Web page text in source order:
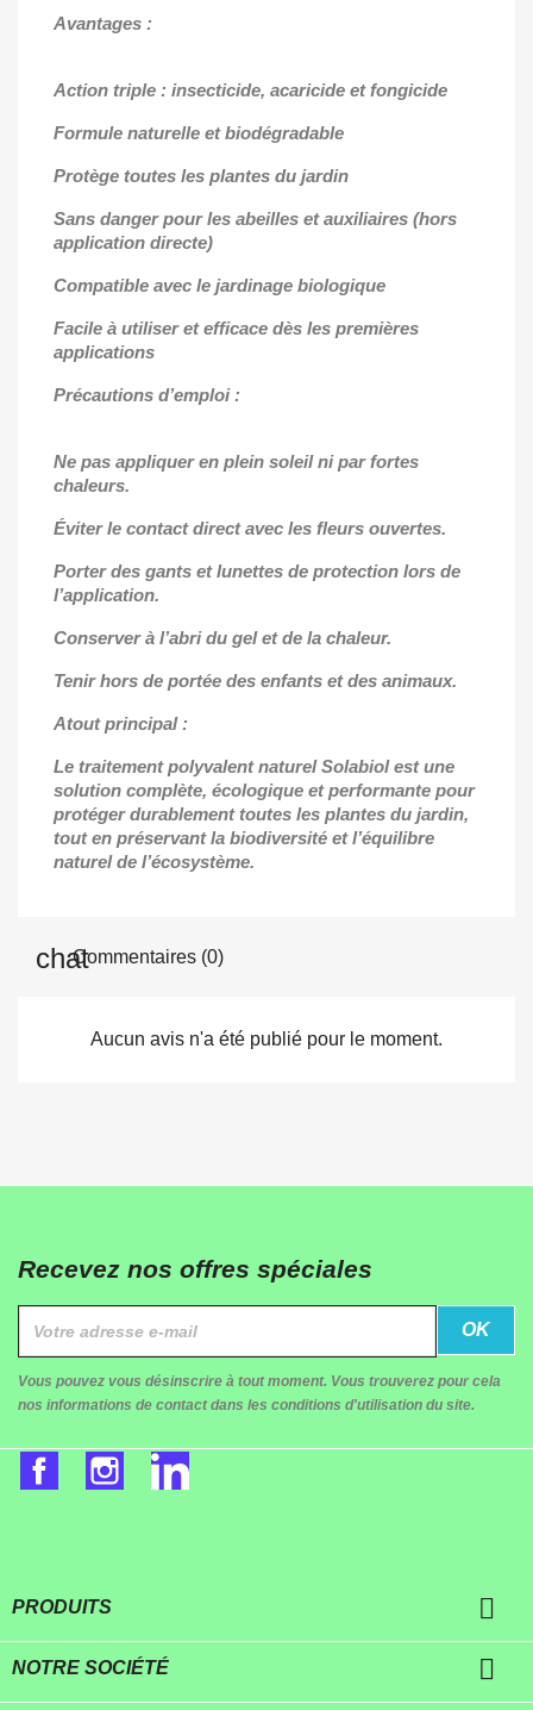
Avantages :
Action triple : insecticide, acaricide et fongicide
Formule naturelle et biodégradable
Protège toutes les plantes du jardin
Sans danger pour les abeilles et auxiliaires (hors
application directe)
Compatible avec le jardinage biologique
Facile à utiliser et efficace dès les premières
applications
Précautions d’emploi :
Ne pas appliquer en plein soleil ni par fortes
chaleurs.
Éviter le contact direct avec les fleurs ouvertes.
Porter des gants et lunettes de protection lors de
l’application.
Conserver à l’abri du gel et de la chaleur.
Tenir hors de portée des enfants et des animaux.
Atout principal :
Le traitement polyvalent naturel Solabiol est une
solution complète, écologique et performante pour
protéger durablement toutes les plantes du jardin,
tout en préservant la biodiversité et l’équilibre
naturel de l’écosystème.
Commentaires (0)
Aucun avis n'a été publié pour le moment.
Recevez nos offres spéciales
Vous pouvez vous désinscrire à tout moment. Vous trouverez pour cela
nos informations de contact dans les conditions d'utilisation du site.
FacebookInstagram
PRODUITS 
NOTRE SOCIÉTÉ 